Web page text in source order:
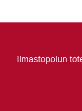
Ilmastopolun